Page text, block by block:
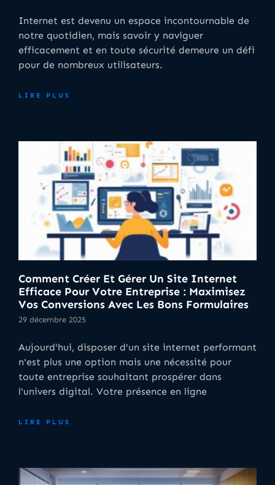
Internet est devenu un espace incontournable de
notre quotidien, mais savoir y naviguer
efficacement et en toute sécurité demeure un défi
pour de nombreux utilisateurs.
LIRE PLUS
Comment Créer Et Gérer Un Site Internet
Efficace Pour Votre Entreprise : Maximisez
Vos Conversions Avec Les Bons Formulaires
29 décembre 2025
Aujourd'hui, disposer d'un site internet performant
n'est plus une option mais une nécessité pour
toute entreprise souhaitant prospérer dans
l'univers digital. Votre présence en ligne
LIRE PLUS